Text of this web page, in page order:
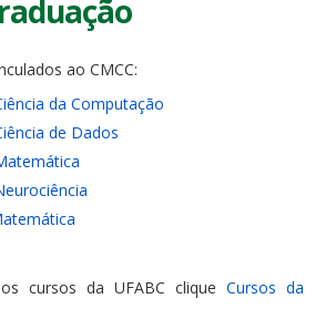
ao CMCC:
da Computação
de Dados
cursos da UFABC clique Cursos da